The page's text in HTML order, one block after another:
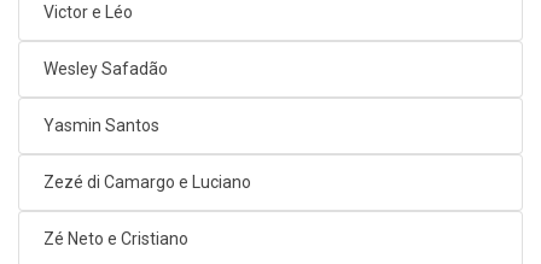
Victor e Léo
Wesley Safadão
Yasmin Santos
Zezé di Camargo e Luciano
Zé Neto e Cristiano